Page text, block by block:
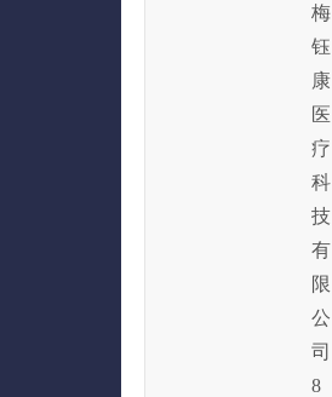
梅
钰
康
医
疗
科
技
有
限
公
司
8